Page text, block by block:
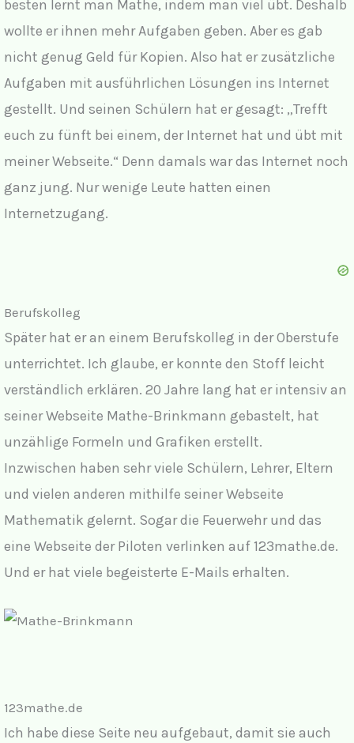
besten lernt man Mathe, indem man viel übt. Deshalb
wollte er ihnen mehr Aufgaben geben. Aber es gab
nicht genug Geld für Kopien. Also hat er zusätzliche
Aufgaben mit ausführlichen Lösungen ins Internet
gestellt. Und seinen Schülern hat er gesagt: „Trefft
euch zu fünft bei einem, der Internet hat und übt mit
meiner Webseite.“ Denn damals war das Internet noch
ganz jung. Nur wenige Leute hatten einen
Internetzugang.
Berufskolleg
Später hat er an einem Berufskolleg in der Oberstufe
unterrichtet. Ich glaube, er konnte den Stoff leicht
verständlich erklären. 20 Jahre lang hat er intensiv an
seiner Webseite Mathe-Brinkmann gebastelt, hat
unzählige Formeln und Grafiken erstellt.
Inzwischen haben sehr viele Schülern, Lehrer, Eltern
und vielen anderen mithilfe seiner Webseite
Mathematik gelernt. Sogar die Feuerwehr und das
eine Webseite der Piloten verlinken auf 123mathe.de.
Und er hat viele begeisterte E-Mails erhalten.
123mathe.de
Ich habe diese Seite neu aufgebaut, damit sie auch